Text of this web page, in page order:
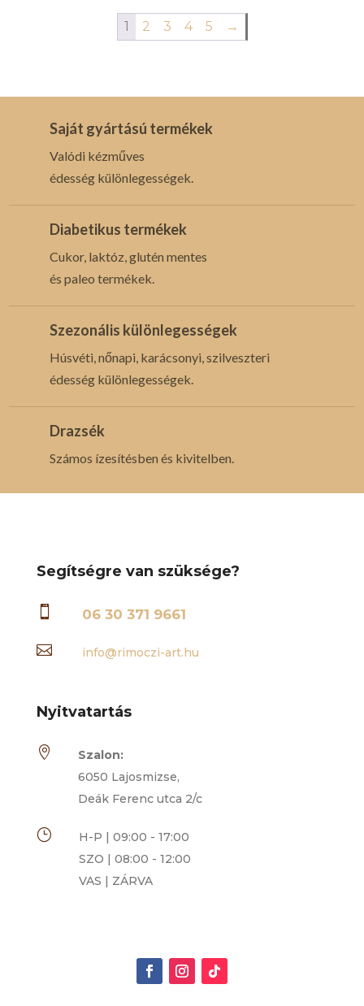
1 2 3 4 5 →
Saját gyártású termékek
Valódi kézműves
édesség különlegességek.
Diabetikus termékek
Cukor, laktóz, glutén mentes
és paleo termékek.
Szezonális különlegességek
Húsvéti, nőnapi, karácsonyi, szilveszteri
édesség különlegességek.
Drazsék
Számos ízesítésben és kivitelben.
Segítségre van szüksége?
 06 30 371 9661
 info@rimoczi-art.hu
Nyitvatartás

Szalon:
6050 Lajosmizse,
Deák Ferenc utca 2/c
}
H-P | 09:00 - 17:00
SZO | 08:00 - 12:00
VAS | ZÁRVA